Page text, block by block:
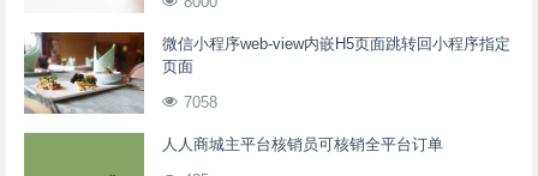
微信小程序web-view内嵌H5页面跳转回小程序指定
页面
7058
人人商城主平台核销员可核销全平台订单